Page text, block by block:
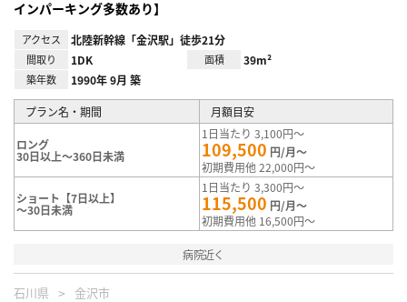
インパーキング多数あり】
アクセス 北陸新幹線「金沢駅」徒歩21分
間取り 1DK 面積 39m²
築年数 1990年 9月 築
プラン名・期間 月額目安
ロング
30日以上～360日未満
1日当たり 3,100円～
109,500 円/月～
初期費用他 22,000円～
ショート【7日以上】
～30日未満
1日当たり 3,300円～
115,500 円/月～
初期費用他 16,500円～
病院近く
石川県 金沢市